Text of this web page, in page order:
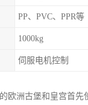
PP、PVC、PPR等
1000kg
伺服电机控制
欧洲古堡和皇宫首